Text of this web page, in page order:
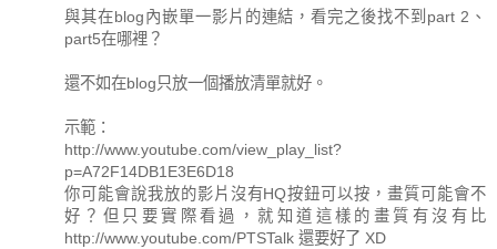
與其在blog內嵌單一影片的連結，看完之後找不到part 2、
part5在哪裡？
還不如在blog只放一個播放清單就好。
示範：
http://www.youtube.com/view_play_list?
p=A72F14DB1E3E6D18
你可能會說我放的影片沒有HQ按鈕可以按，畫質可能會不
好？但只要實際看過，就知道這樣的畫質有沒有比
http://www.youtube.com/PTSTalk 還要好了 XD